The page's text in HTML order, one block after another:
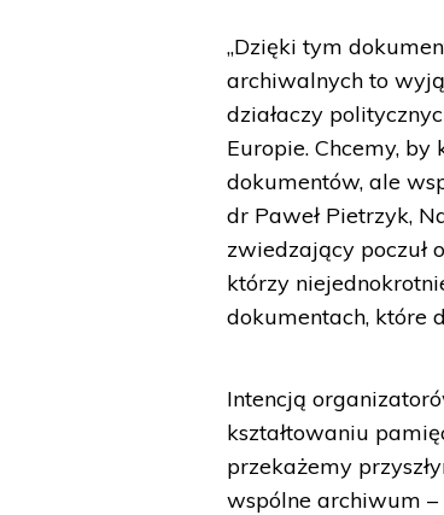
„Dzięki tym
archiwalnych to
działaczy
Europie. Chcemy,
dokumentów, ale
dr Paweł Pietrzyk,
zwiedzający poczuł
którzy
dokumentach, które
Intencją
kształtowaniu
przekażemy
wspólne archiwum